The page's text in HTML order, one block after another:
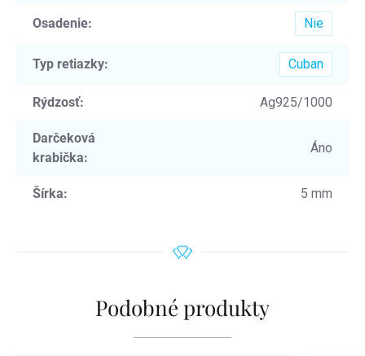
Osadenie: Nie
Typ retiazky: Cuban
Rýdzosť: Ag925/1000
Darčeková
krabička:
Áno
Šírka: 5 mm
Podobné produkty